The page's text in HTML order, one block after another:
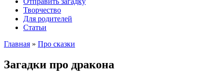
Творчество
Для родителей
Статьи
Главная » Про сказки
Загадки про дракона